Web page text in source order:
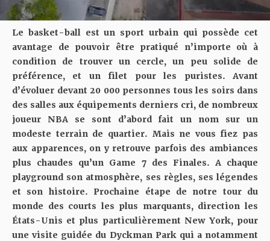
Le basket-ball est un sport urbain qui possède cet
avantage de pouvoir être pratiqué n’importe où à
condition de trouver un cercle, un peu solide de
préférence, et un filet pour les puristes. Avant
d’évoluer devant 20 000 personnes tous les soirs dans
des salles aux équipements derniers cri, de nombreux
joueur NBA se sont d’abord fait un nom sur un
modeste terrain de quartier. Mais ne vous fiez pas
aux apparences, on y retrouve parfois des ambiances
plus chaudes qu’un Game 7 des Finales. A chaque
playground son atmosphère, ses règles, ses légendes
et son histoire. Prochaine étape de notre tour du
monde des courts les plus marquants, direction les
États-Unis et plus particulièrement New York, pour
une visite guidée du Dyckman Park qui a notamment